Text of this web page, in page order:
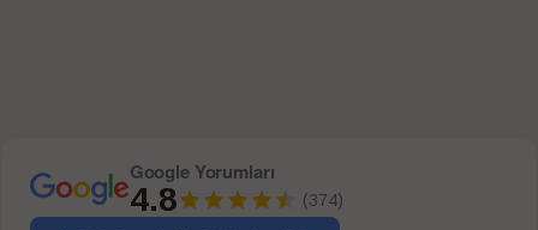
Google Yorumları
4.8 (374)